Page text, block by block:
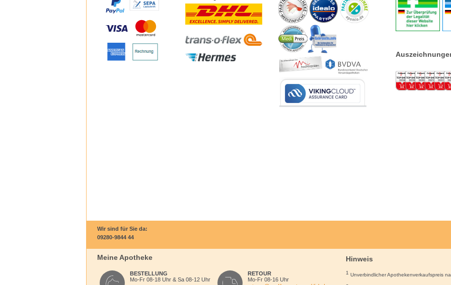
Wir sind für Sie da:
09280-9844 44
Meine Apotheke
BESTELLUNG
Mo-Fr 08-18 Uhr & Sa 08-12 Uhr
RETOUR
Mo-Fr 08-16 Uhr
Hinweis
1 Unverbindlicher Apothekenverkaufspreis